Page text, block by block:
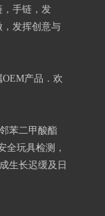
，手链，发
发挥创意与
产品．欢
苯二甲酸酯
全玩具检测，
生长迟缓及日